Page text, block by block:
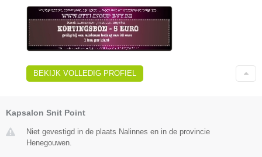
BEKIJK VOLLEDIG PROFIEL
Kapsalon Snit Point
Niet gevestigd in de plaats Nalinnes en in de provincie
Henegouwen.